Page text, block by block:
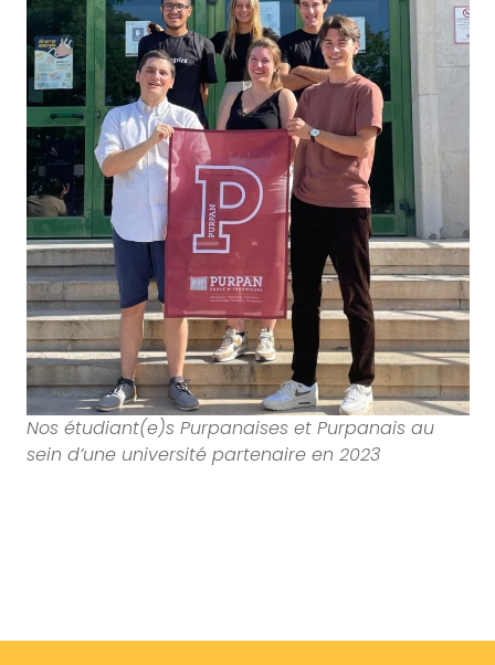
Nos étudiant(e)s Purpanaises et Purpanais au
sein d’une université partenaire en 2023